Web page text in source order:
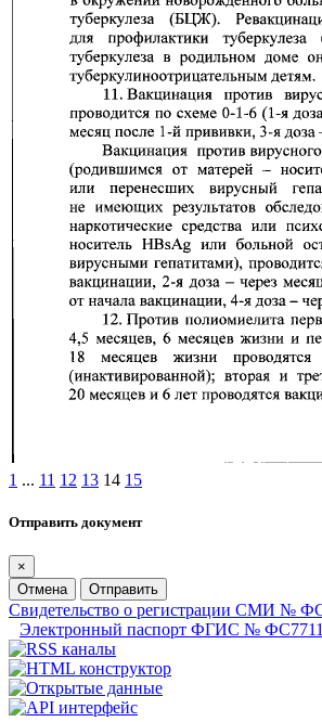
1 ... 11 12 13 14 15
Отправить документ
×
Отмена
Отправить
Свидетельство о регистрации СМИ №
Электронный паспорт ФГИС №